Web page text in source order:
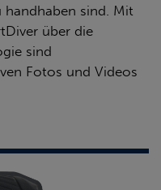
handhaben sind. Mit
über die
sind
Fotos und Videos